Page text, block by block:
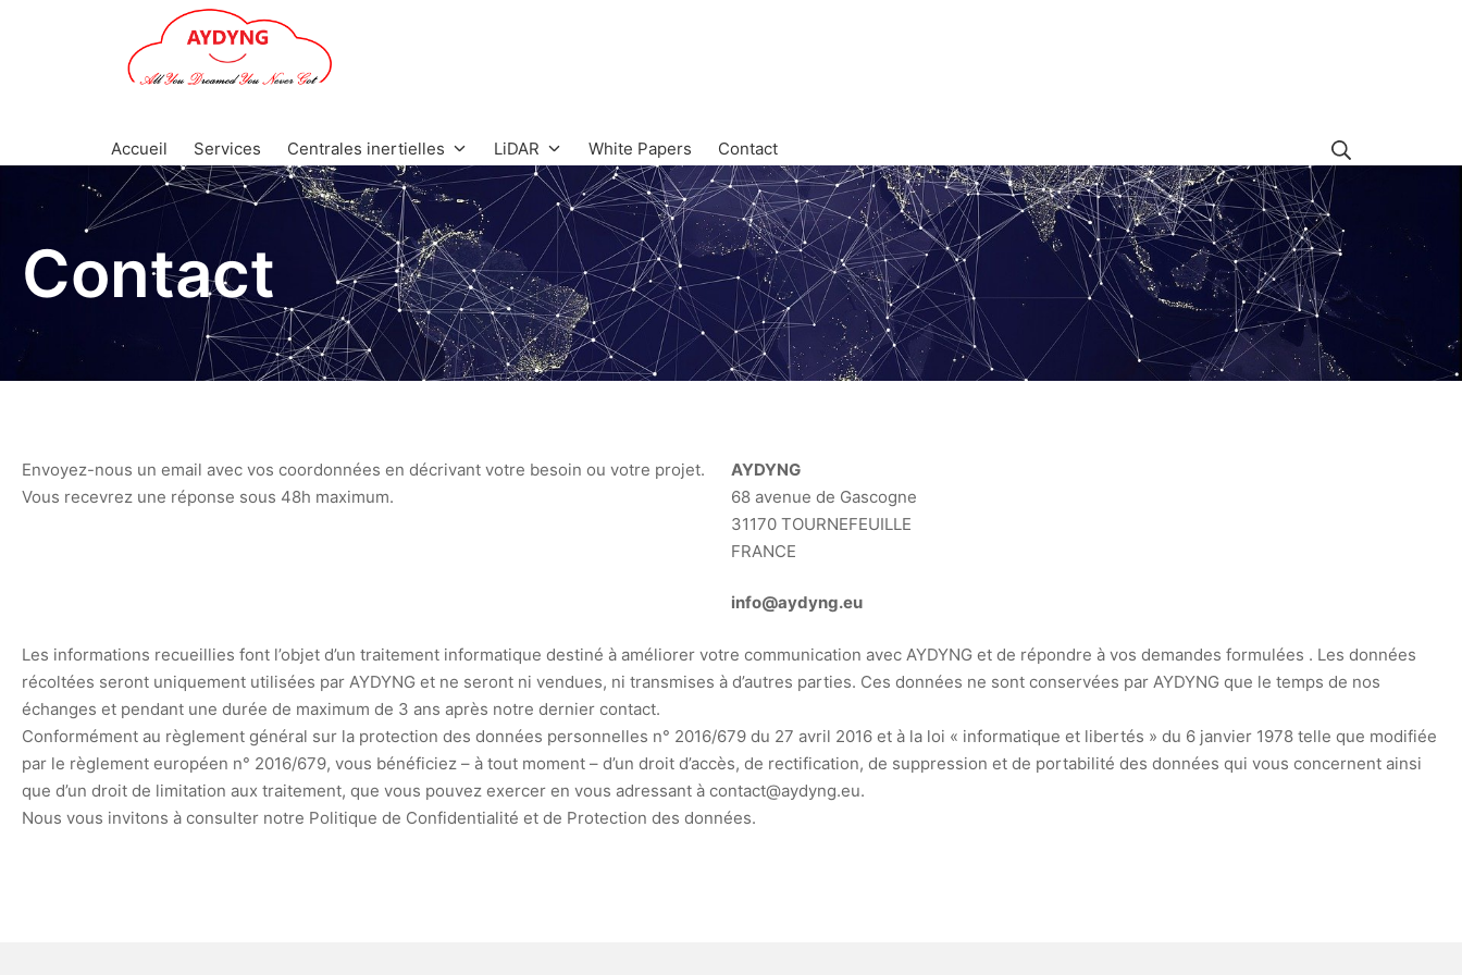
www.aydyng.eu
Accueil Services Centrales inertielles LiDAR White Papers Contact
Contact
Envoyez-nous un email avec vos coordonnées en décrivant votre besoin ou votre projet.
Vous recevrez une réponse sous 48h maximum.
AYDYNG
68 avenue de Gascogne
31170 TOURNEFEUILLE
FRANCE
info@aydyng.eu
Les informations recueillies font l’objet d’un traitement informatique destiné à améliorer votre communication avec AYDYNG et de répondre à vos demandes formulées . Les données
récoltées seront uniquement utilisées par AYDYNG et ne seront ni vendues, ni transmises à d’autres parties. Ces données ne sont conservées par AYDYNG que le temps de nos
échanges et pendant une durée de maximum de 3 ans après notre dernier contact.
Conformément au règlement général sur la protection des données personnelles n° 2016/679 du 27 avril 2016 et à la loi « informatique et libertés » du 6 janvier 1978 telle que modifiée
par le règlement européen n° 2016/679, vous bénéficiez – à tout moment – d’un droit d’accès, de rectification, de suppression et de portabilité des données qui vous concernent ainsi
que d’un droit de limitation aux traitement, que vous pouvez exercer en vous adressant à contact@aydyng.eu.
Nous vous invitons à consulter notre Politique de Confidentialité et de Protection des données.